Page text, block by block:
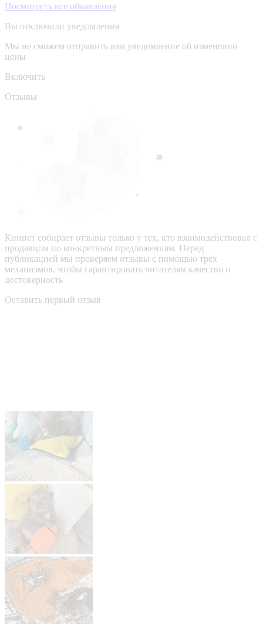
Посмотреть все объявления
Вы отключили уведомления
Мы не сможем отправить вам уведомление об изменении
цены
Включить
Отзывы
Кинпет собирает отзывы только у тех, кто взаимодействовал с
продавцом по конкретным предложениям. Перед
публикацией мы проверяем отзывы с помощью трёх
механизмов, чтобы гарантировать читателям качество и
достоверность
Оставить первый отзыв